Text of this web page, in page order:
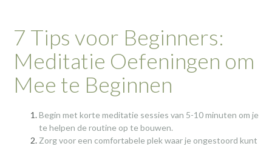
7 Tips voor Beginners:
Meditatie Oefeningen om
Mee te Beginnen
Begin met korte meditatie sessies van 5-10 minuten om je
te helpen de routine op te bouwen.
Zorg voor een comfortabele plek waar je ongestoord kunt